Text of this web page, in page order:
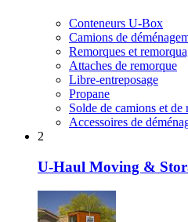
Conteneurs U-Box
Camions de
Remorques et
Attaches de remorque
Libre-entreposage
Propane
Solde de camions et de
Accessoires de
2
U-Haul Moving &